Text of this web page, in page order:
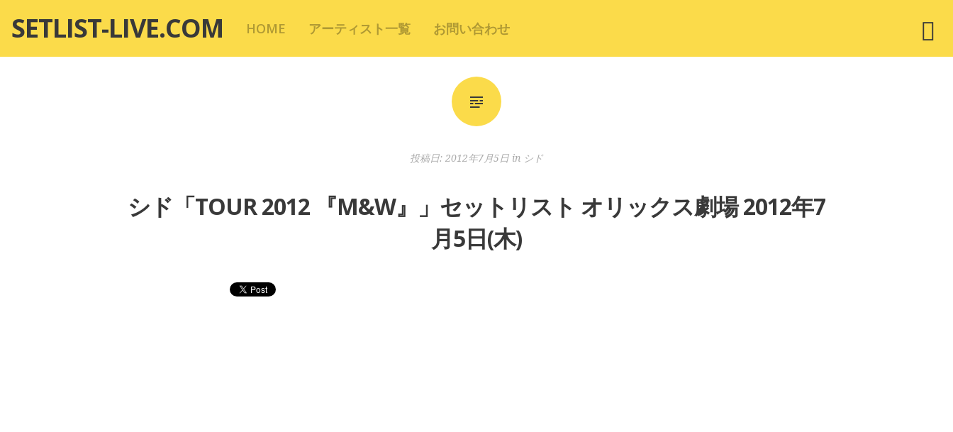
テ
SETLIST-LIVE.COM HOME アーティスト一覧 お問い合わせ
投稿日: 2012年7月5日 in シド
シド「TOUR 2012 『M&W』」セットリスト オリックス劇場 2012年7
月5日(木)